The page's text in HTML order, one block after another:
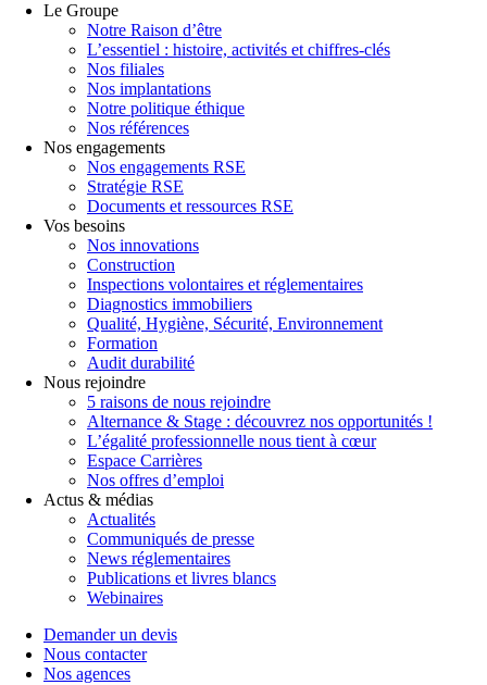
Le Groupe
Notre Raison d’être
L’essentiel : histoire, activités et chiffres-clés
Nos filiales
Nos implantations
Notre politique éthique
Nos références
Nos engagements
Nos engagements RSE
Stratégie RSE
Documents et ressources RSE
Vos besoins
Nos innovations
Construction
Inspections volontaires et réglementaires
Diagnostics immobiliers
Qualité, Hygiène, Sécurité, Environnement
Formation
Audit durabilité
Nous rejoindre
5 raisons de nous rejoindre
Alternance & Stage : découvrez nos opportunités !
L’égalité professionnelle nous tient à cœur
Espace Carrières
Nos offres d’emploi
Actus & médias
Actualités
Communiqués de presse
News réglementaires
Publications et livres blancs
Webinaires
Demander un devis
Nous contacter
Nos agences